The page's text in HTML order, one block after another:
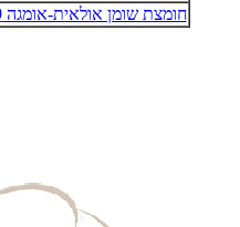
חומצת שומן אולאית-אומגה 9